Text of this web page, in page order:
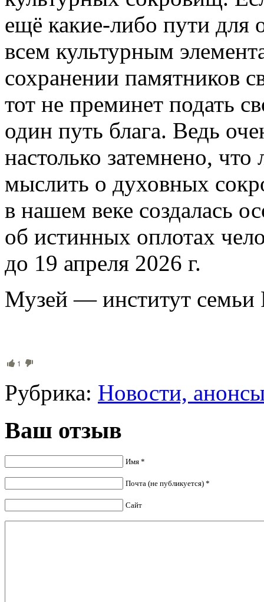
ещё какие-либо пути для
всем культурным
сохранении памятников
тот не преминет подать
один путь блага. Ведь
настолько затемнено,
мыслить о духовных
в нашем веке создалась
об истинных оплотах
до 19 апреля 2026 г.
Музей — институт семьи
1
Рубрика: Новости,
Ваш отзыв
Имя *
Почта (не публикуется) *
Сайт